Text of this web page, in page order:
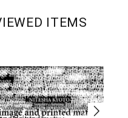
ITEMS